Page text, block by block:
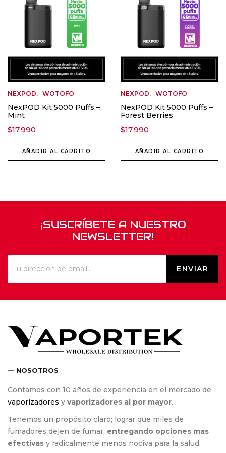
NEXPOD WOTOFO
NexPOD Kit 5000 Puffs –
Mint
$17.990
AÑADIR AL CARRITO
NEXPOD WOTOFO
NexPOD Kit 5000 Puffs –
Forest Berries
$17.990
AÑADIR AL CARRITO
¡SUSCRÍBETE A NUESTRO
NEWSLETTER!
— NOSOTROS
Contamos con 10 años de experiencia en el mercado de
vaporizadores y vaporizadores al por mayor.
Tenemos un propósito claro; lograr que miles de
fumadores dejen de fumar, entregando opciones mas
efectivas y radicalmente menos nociva para la salud.